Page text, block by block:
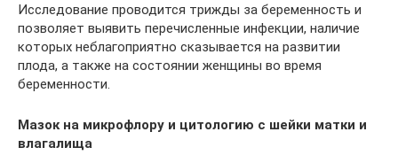
Исследование проводится трижды за беременность и
позволяет выявить перечисленные инфекции, наличие
которых неблагоприятно сказывается на развитии
плода, а также на состоянии женщины во время
беременности.
Мазок на микрофлору и цитологию с шейки матки и
влагалища